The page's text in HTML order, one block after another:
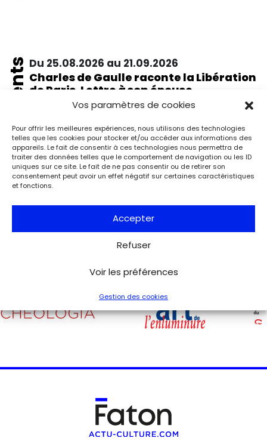
Vos paramètres de cookies
Pour offrir les meilleures expériences, nous utilisons des technologies
telles que les cookies pour stocker et/ou accéder aux informations des
appareils. Le fait de consentir à ces technologies nous permettra de
traiter des données telles que le comportement de navigation ou les ID
uniques sur ce site. Le fait de ne pas consentir ou de retirer son
consentement peut avoir un effet négatif sur certaines caractéristiques
et fonctions.
Accepter
Refuser
Voir les préférences
Gestion des cookies
ÉvénementsDu 25.08.2026 au 21.09.2026
Charles de Gaulle raconte la Libération
de Paris. Lettre à son épouse
Musée de la Libération de Paris – musée du général
Leclerc – musée Jean Moulin
À l’occasion de l’anniversaire de la Libération de Paris, le
musée de la Libération de Paris – musée du général
Leclerc – musée Jean Moulin expose la lettre du 27 août
1944 de Charles de Gaulle à son épouse Yvonne, lui narrant
les événements de la Libération de Paris.
Voir tous les événements